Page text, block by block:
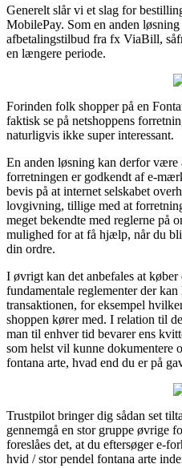
Generelt slår vi et slag for
MobilePay. Som en anden
afbetalingstilbud fra fx ViaBill,
en længere periode.
Forinden folk shopper på en
faktisk se på netshoppens
naturligvis ikke super interessant.
En anden løsning kan derfor være
forretningen er godkendt af e-
bevis på at internet selskabet
lovgivning, tillige med at
meget bekendte med reglerne på
mulighed for at få hjælp, når du
din ordre.
I øvrigt kan det anbefales at køber
fundamentale reglementer der
transaktionen, for eksempel
shoppen kører med. I relation til
man til enhver tid bevarer ens
som helst vil kunne dokumentere
fontana arte, hvad end du er på
Trustpilot bringer dig sådan set
gennemgå en stor gruppe øvrige
foreslåes det, at du eftersøger e-
hvid / stor pendel fontana arte